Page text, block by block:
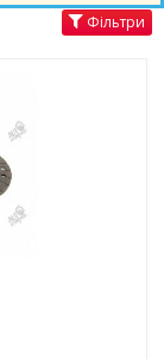
Фільтри